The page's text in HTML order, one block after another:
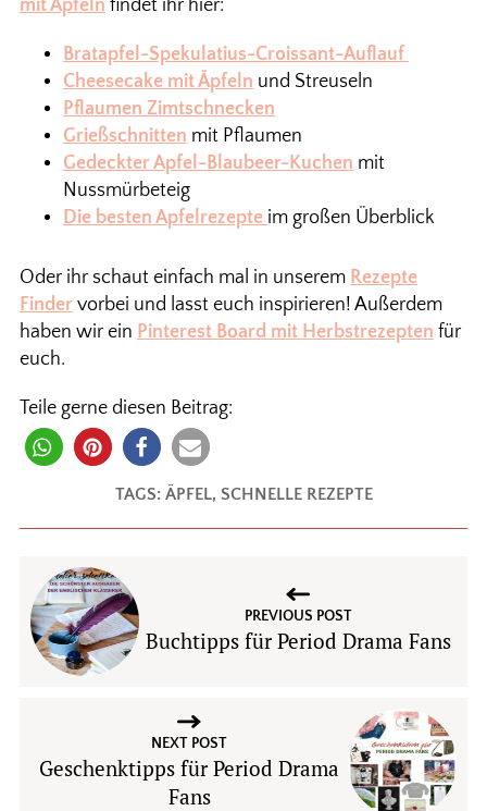
mit Äpfeln findet ihr hier:
Bratapfel-Spekulatius-Croissant-Auflauf
Cheesecake mit Äpfeln und Streuseln
Pflaumen Zimtschnecken
Grießschnitten mit Pflaumen
Gedeckter Apfel-Blaubeer-Kuchen mit
Nussmürbeteig
Die besten Apfelrezepte im großen Überblick
Oder ihr schaut einfach mal in unserem Rezepte
Findervorbei und lasst euch inspirieren! Außerdem
haben wir ein Pinterest Board mit Herbstrezepten für
euch.
Teile gerne diesen Beitrag:
TAGS: ÄPFEL, SCHNELLE REZEPTE
PREVIOUS POST
Buchtipps für Period Drama Fans
NEXT POST
Geschenktipps für Period Drama
Fans